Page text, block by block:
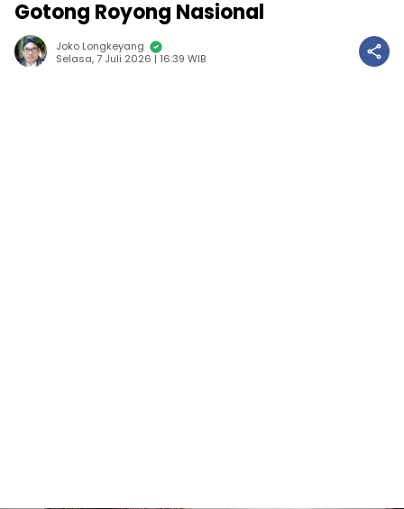
Gotong Royong Nasional
Joko Longkeyang
Selasa, 7 Juli 2026 | 16:39 WIB